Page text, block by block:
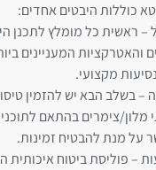
כוללות היבטים אחדים:
– ראשית כל מומלץ לתכנן
והאטרקציות המעניינים
מקצועי.
– בשלב הבא יש להזמין
מלון/צימרים בהתאם
על מנת להבטיח זמינות.
– פוליסת ביטוח איכותית